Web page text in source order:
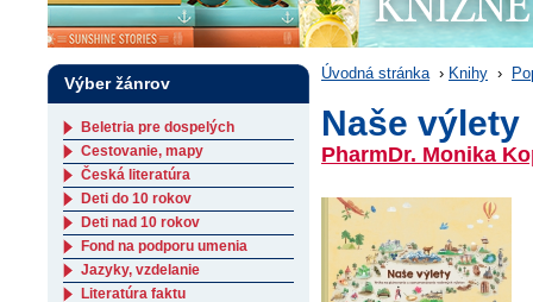
Úvodná stránka › Knihy ›
Naše výlety
PharmDr. Monika
Výber žánrov
Beletria pre dospelých
Cestovanie, mapy
Česká literatúra
Deti do 10 rokov
Deti nad 10 rokov
Fond na podporu umenia
Jazyky, vzdelanie
Literatúra faktu